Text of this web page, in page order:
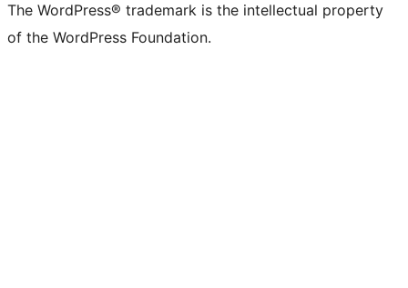
The WordPress® trademark is the intellectual property
of the WordPress Foundation.